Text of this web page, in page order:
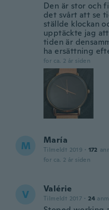
Den är stor och
det svårt att se
ställde klockan
upptäckte jag
tiden är
ha ersättning
for ca. 2 år siden
M María
Tilmeldt 2019 · 172
for ca. 2 år siden
V Valérie
Tilmeldt 2017 · 24